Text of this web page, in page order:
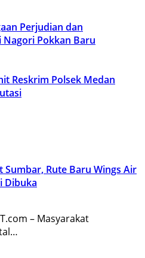
Perjudian dan
Nagori Pokkan Baru
Reskrim Polsek Medan
Sumbar, Rute Baru Wings Air
Dibuka
– Masyarakat